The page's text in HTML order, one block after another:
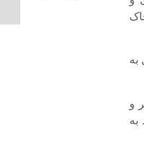
به
و
به